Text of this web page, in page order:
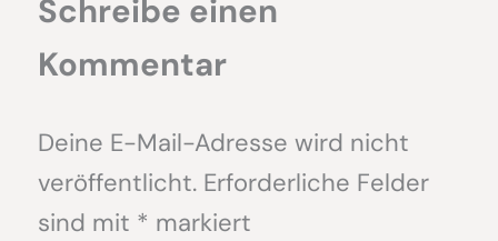
Schreibe einen
Kommentar
Deine E-Mail-Adresse wird nicht
veröffentlicht. Erforderliche Felder
sind mit * markiert